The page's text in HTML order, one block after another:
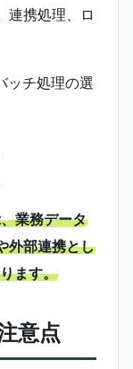
連携処理、ロ
ッチ処理の選
業務データ
外部連携とし
ます。
意点